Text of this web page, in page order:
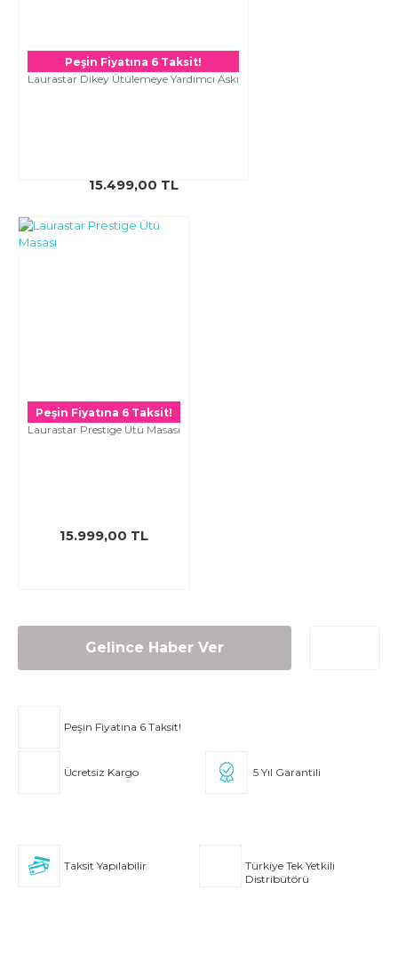
Peşin Fiyatına 6 Taksit!
Laurastar Dikey Ütülemeye Yardımcı Askı
15.499,00 TL
Peşin Fiyatına 6 Taksit!
Laurastar Prestige Ütü Masası
15.999,00 TL
Gelince Haber Ver
Peşin Fiyatına 6 Taksit!
Ücretsiz Kargo 5 Yıl Garantili
Taksit Yapılabilir
Türkiye Tek Yetkili
Distribütörü